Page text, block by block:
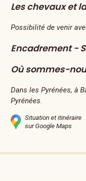
Les chevaux et
Possibilité de venir
Encadrement -
Où sommes-
Dans les Pyrénées, à
Pyrénées.
Situation et itinéraire
sur Google Maps